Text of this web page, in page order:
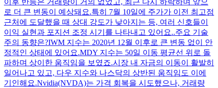
로 더 큰 변동이 예상돼요.특히 7월 10일에 주가가 이전 최고점
근처에 도달했을 때 상대 강도가 낮아지는 등, 여러 신호들이
이익 실현과 포지션 조정 시기를 나타내고 있어요..주요 기술
주의 동향은?IWM 지수는 2020년 12월 이후로 큰 변동 없이 안
정적인 상태에 있어요.MDY 지수는 50일 이동 평균선 위로 돌
파하며 상이한 움직임을 보였죠.시장 내 자금의 이동이 활발히
일어나고 있고, 다우 지수와 나스닥의 상반된 움직임도 이에
기인해요.Nvidia(NVDA)는 가격 회복을 시도했으나, 거래량